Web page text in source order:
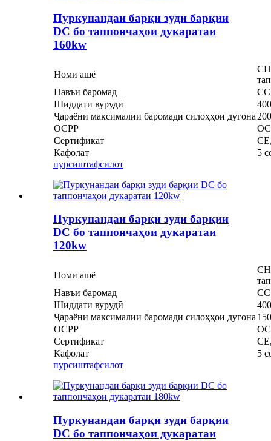
Пуркунандаи барқи зуди барқии
DC бо таппончаҳои дукаратаи
160kw
Номи ашё
Навъи баромад
Шиддати вурудӣ
Ҷараёни максималии баромади силоҳҳои дугона
OCPP
Сертификат
Кафолат
5
пурсиштафсилот
Пуркунандаи барқи зуди барқии
DC бо таппончаҳои дукаратаи
120kw
Номи ашё
Навъи баромад
Шиддати вурудӣ
Ҷараёни максималии баромади силоҳҳои дугона
OCPP
Сертификат
Кафолат
5
пурсиштафсилот
Пуркунандаи барқи зуди барқии
DC бо таппончаҳои дукаратаи